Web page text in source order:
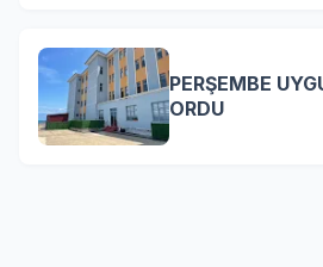
PERŞEMBE
ORDU